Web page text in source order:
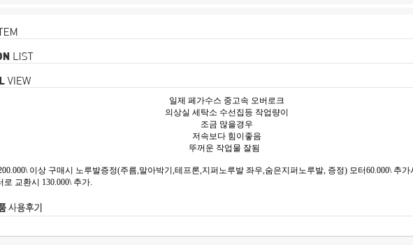
일제 페가수스 중고속 오버로크
의상실 세탁소 수선집등 작업량이
조금 많을경우
저속보다 힘이좋음
뚜꺼운 작업물 잘됨
이상 구매시 노루발증정(주름,말아박기,테프론,지퍼노루발 좌우,숨은지퍼노루발, 증정) 모터60.000\ 추
교환시 130.000\ 추가.